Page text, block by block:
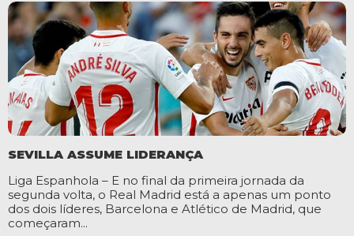
SEVILLA ASSUME LIDERANÇA
Liga Espanhola – E no final da primeira jornada da
segunda volta, o Real Madrid está a apenas um ponto
dos dois líderes, Barcelona e Atlético de Madrid, que
começaram...